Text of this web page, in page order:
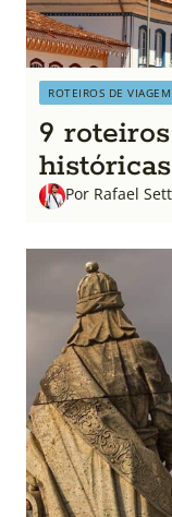
ROTEIROS DE VIAGEM
9
Por Rafael